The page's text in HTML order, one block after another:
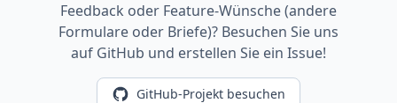
Feedback oder Feature-Wünsche (andere
Formulare oder Briefe)? Besuchen Sie uns
auf GitHub und erstellen Sie ein Issue!
GitHub-Projekt besuchen